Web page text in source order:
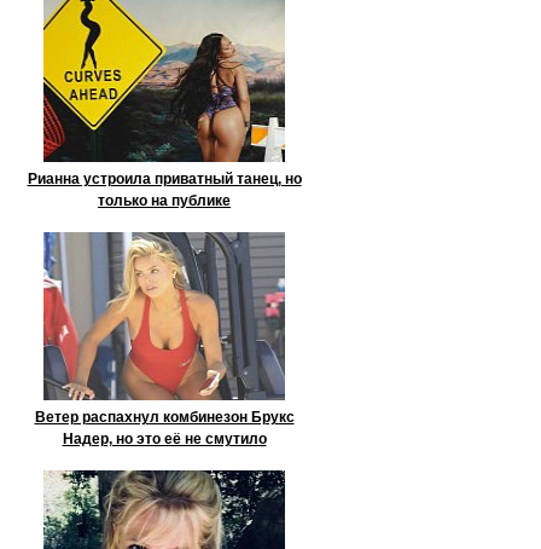
Рианна устроила приватный танец, но
только на публике
Ветер распахнул комбинезон Брукс
Надер, но это её не смутило